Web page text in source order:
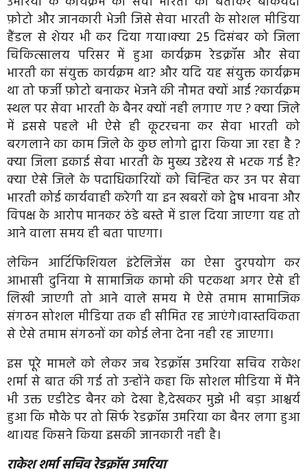
फ़ोटो और जानकारी भेजी जिसे सेवा भारती के सोशल मीडिया
हैंडल से शेयर भी कर दिया गया।क्या 25 दिसंबर को जिला
चिकित्सालय परिसर में हुआ कार्यक्रम रेडक्रॉस और सेवा
भारती का संयुक्त कार्यक्रम था? और यदि यह संयुक्त कार्यक्रम
था तो फर्जी फ़ोटो बनाकर भेजने की नौमत क्यों आई ?कार्यक्रम
स्थल पर सेवा भारती के बैनर क्यों नही लगाए गए ? क्या जिले
में इससे पहले भी ऐसे ही कूटरचना कर सेवा भारती को
बरगलाने का काम जिले के कुछ लोगो द्वारा किया जा रहा है ?
क्या जिला इकाई सेवा भारती के मुख्य उद्देश्य से भटक गई है?
क्या ऐसे जिले के पदाधिकारियों को चिन्हित कर उन पर सेवा
भारती कोई कार्यवाही करेगी या इन खबरों को द्वेष भावना और
विपक्ष के आरोप मानकर ठंडे बस्ते में डाल दिया जाएगा यह तो
आने वाला समय ही बता पाएगा।
लेकिन आर्टिफिशियल इंटेलिजेंस का ऐसा दुरपयोग कर
आभासी दुनिया मे सामाजिक कामो की पटकथा अगर ऐसे ही
लिखी जाएगी तो आने वाले समय मे ऐसे तमाम सामाजिक
संगठन सोशल मीडिया तक ही सीमित रह जाएंगे।वास्तविकता
से ऐसे तमाम संगठनों का कोई लेना देना नही रह जाएगा।
इस पूरे मामले को लेकर जब रेडक्रॉस उमरिया सचिव राकेश
शर्मा से बात की गई तो उन्होंने कहा कि सोशल मीडिया में मैंने
भी उक्त एडीटेड बैनर को देखा है,देखकर मुझे भी बड़ा आश्चर्य
हुआ कि मौके पर तो सिर्फ रेडक्रॉस उमरिया का बैनर लगा हुआ
था।यह किसने किया इसकी जानकारी नही है।
राकेश शर्मा सचिव रेडक्रॉस उमरिया